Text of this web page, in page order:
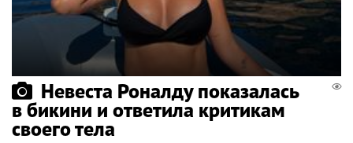
Невеста Роналду показалась
в бикини и ответила критикам
своего тела